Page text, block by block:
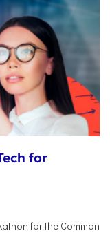
for
for the Common